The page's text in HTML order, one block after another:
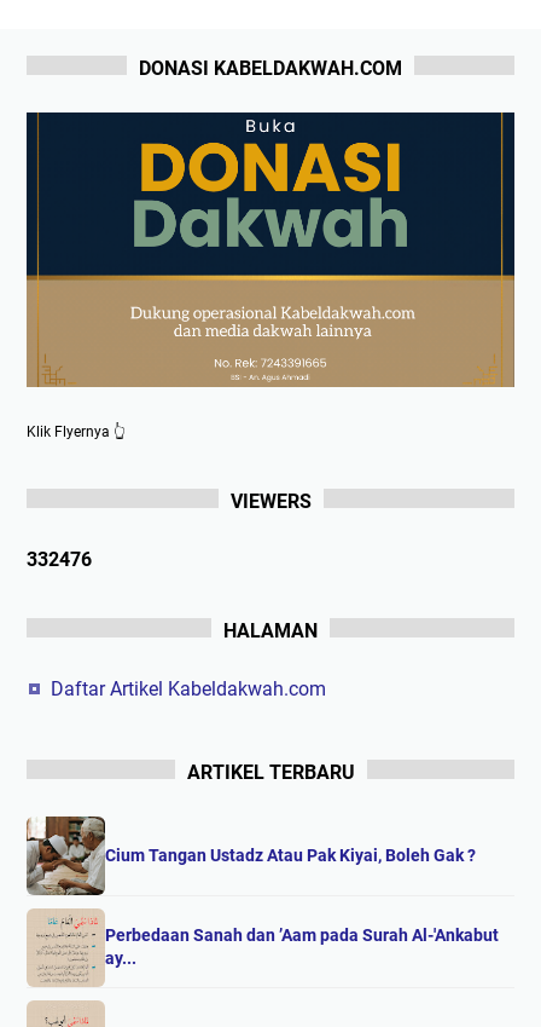
DONASI KABELDAKWAH.COM
Klik Flyernya 👆
VIEWERS
332476
HALAMAN
Daftar Artikel Kabeldakwah.com
ARTIKEL TERBARU
Cium Tangan Ustadz Atau Pak Kiyai, Boleh Gak ?
Perbedaan Sanah dan ’Aam pada Surah Al-'Ankabut
ay...